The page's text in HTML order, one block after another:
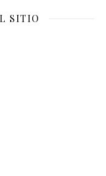
SITIO